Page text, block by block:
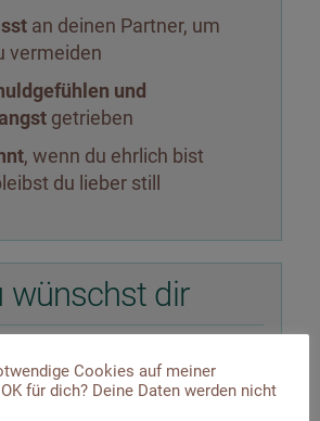
an deinen Partner, um
vermeiden
und
getrieben
, wenn du ehrlich bist
du lieber still
wünschst dir
zu sein – in
auf deine Weise
Cookies auf meiner
für dich? Deine Daten werden nicht